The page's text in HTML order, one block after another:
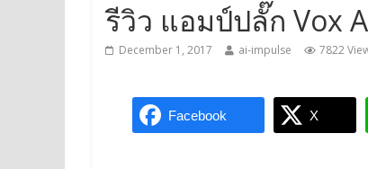
รีวิว แอมป์ปลั๊ก Vox
December 1, 2017 ai-impulse 7822
Facebook X